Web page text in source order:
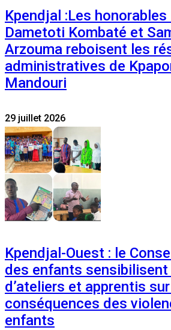
Kpendjal :Les
Dametoti Kombaté et
Arzouma reboisent les
administratives de
Mandouri
29 juillet 2026
Kpendjal-Ouest : le
des enfants
d’ateliers et apprentis
conséquences des
enfants